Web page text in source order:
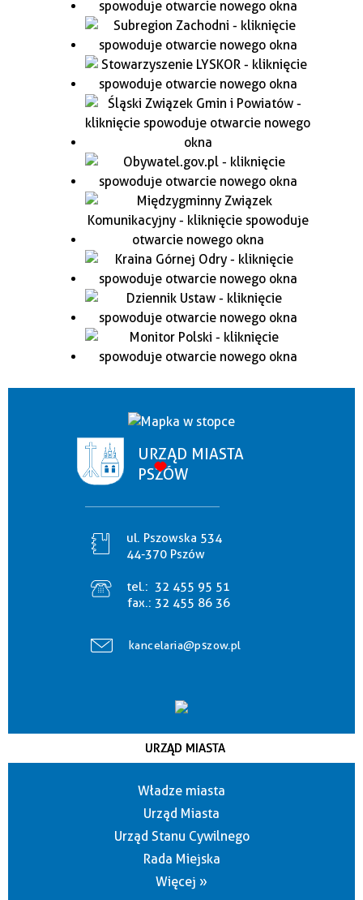
URZĄD MIASTA
PSZÓW
ul. Pszowska 534
44-370 Pszów
tel.: 32 455 95 51
fax.: 32 455 86 36
kancelaria@pszow.pl
URZĄD MIASTA
Władze miasta
Urząd Miasta
Urząd Stanu Cywilnego
Rada Miejska
Więcej »